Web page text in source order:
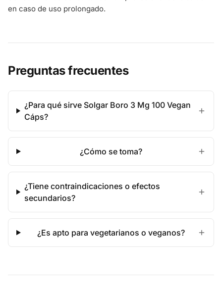
en caso de uso prolongado.
Preguntas frecuentes
¿Para qué sirve Solgar Boro 3 Mg 100 Vegan
Cáps?
¿Cómo se toma?
¿Tiene contraindicaciones o efectos
secundarios?
¿Es apto para vegetarianos o veganos?